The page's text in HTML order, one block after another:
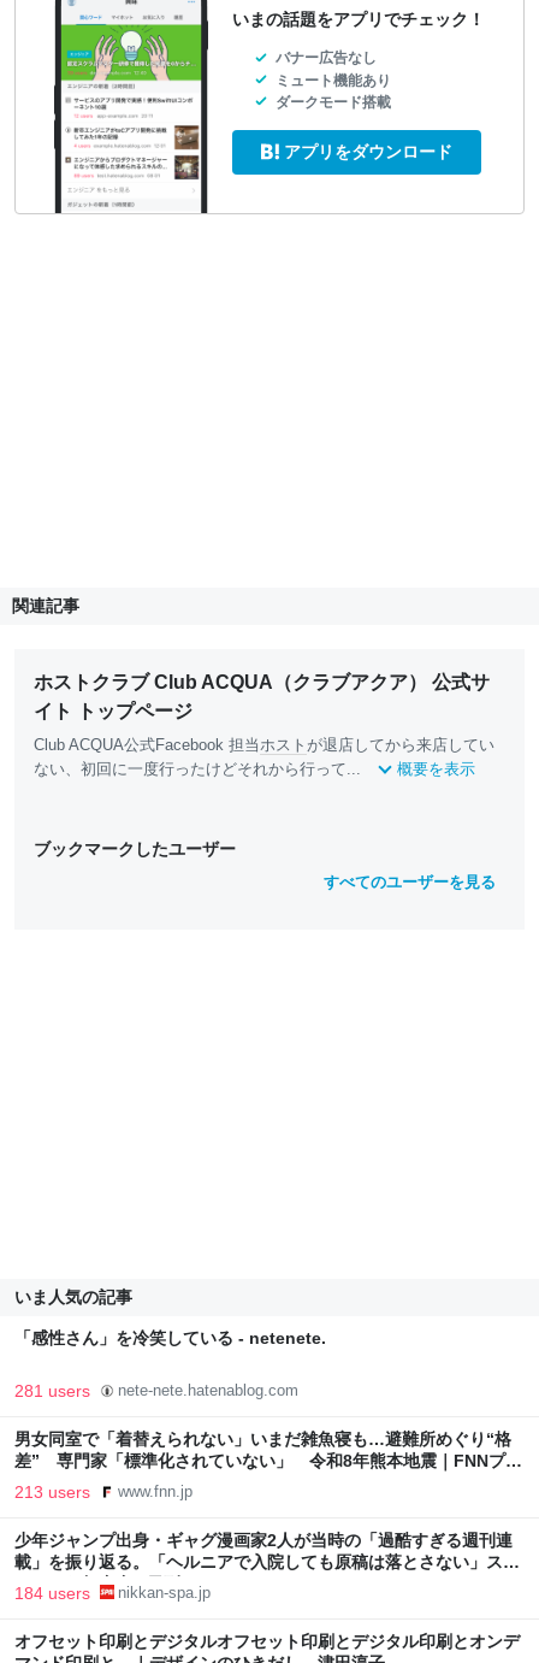
いまの話題をアプリでチェック！
バナー広告なし
ミュート機能あり
ダークモード搭載
アプリをダウンロード
関連記事
ホストクラブ Club ACQUA（クラブアクア） 公式サ
イト トップページ
Club ACQUA公式Facebook 担当ホスト が退店してから来店してい
ない、初回に一度行ったけどそれから行って...
概要を表示
ブックマークしたユーザー
すべてのユーザーを見る
いま人気の記事
「感性さん」を冷笑している - netenete.
281 users nete-nete.hatenablog.com
男女同室で「着替えられない」いまだ雑魚寝も…避難所めぐり“格
差” 専門家「標準化されていない」 令和8年熊本地震｜FNNプラ
イムオンライン
213 users www.fnn.jp
少年ジャンプ出身・ギャグ漫画家2人が当時の「過酷すぎる週刊連
載」を振り返る。「ヘルニアで入院しても原稿は落とさない」スト
イックな舞台裏 | 日刊SPA!
184 users nikkan-spa.jp
オフセット印刷とデジタルオフセット印刷とデジタル印刷とオンデ